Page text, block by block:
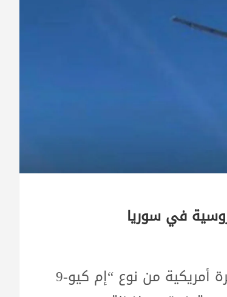
في سوريا
قال مركز المصالحة الروسي في #سوريا، إن مسيرة أمريكية من نوع “إم كيو-9